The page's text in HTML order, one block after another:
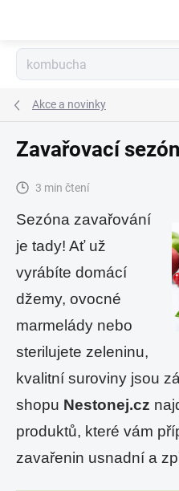
Akce a novinky
Zavařovací
3 min čtení
Sezóna zavařování
je tady! Ať už
vyrábíte domácí
džemy, ovocné
marmelády nebo
sterilujete zeleninu,
kvalitní suroviny jsou
shopu Nestonej.cz
produktů, které vám
zavařenin usnadní a